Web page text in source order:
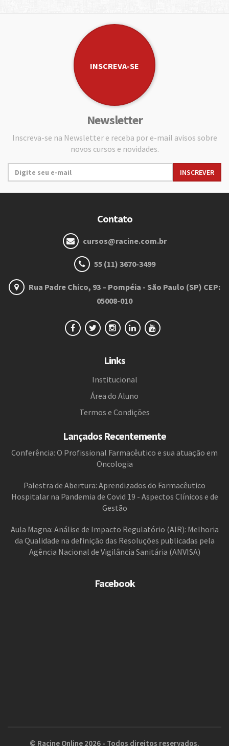
INSCREVA-SE
Newsletter
Inscreva-se na Newsletter e receba por e-mail avisos sobre
novos cursos e novidades.
Contato
cursos@racine.com.br
55 (11) 3670-3499
Rua Padre Chico, 93 – Pompéia - São Paulo (SP) CEP:
05008-010
Links
Institucional
Área do Aluno
Termos e Condições
Lançados Recentemente
Conferência: O Profissional Farmacêutico e sua atuação em
Oncologia
Palestra de Abertura: Aprendizados do Farmacêutico
Hospitalar na Pandemia de Covid 19 - Aspectos Clínicos e de
Gestão
Aula Magna: Análise de Impacto Regulatório (AIR): Melhoria
da Qualidade na definição das Resoluções publicadas pela
Agência Nacional de Vigilância Sanitária (ANVISA)
Facebook
© Racine Online 2026 - Todos direitos reservados.